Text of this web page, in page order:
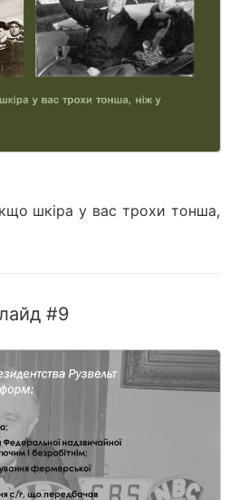
шкіра у вас трохи тонша,
#9